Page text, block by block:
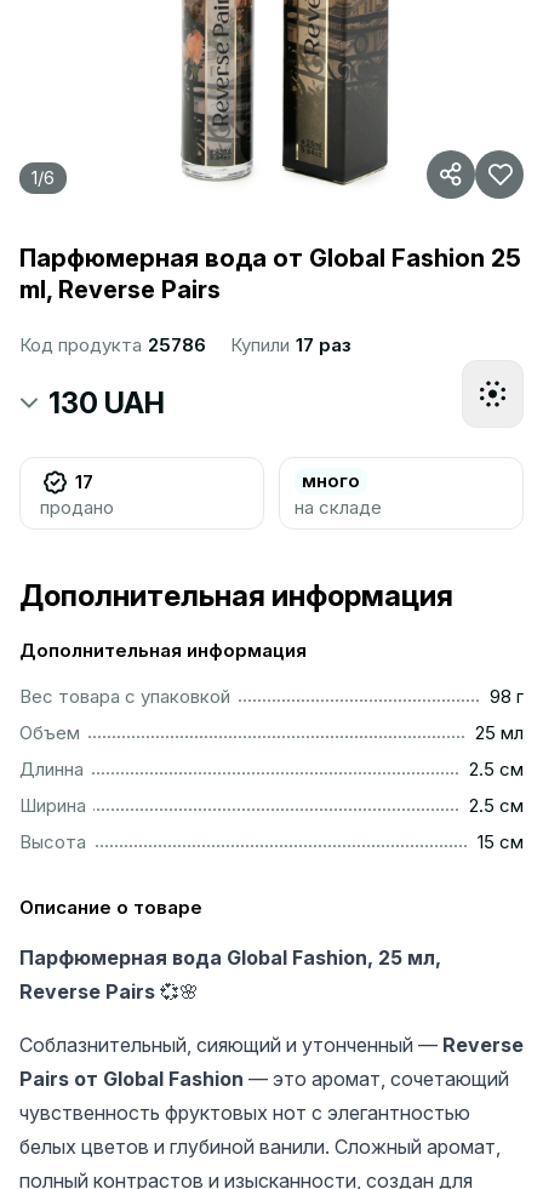
1/6
Парфюмерная вода от Global Fashion 25
ml, Reverse Pairs
Код продукта 25786 Купили 17 раз
130 UAH
17
продано
много
на складе
Дополнительная информация
Дополнительная информация
Вес товара с упаковкой
98 г
Объем
25 мл
Длинна
2.5 см
Ширина
2.5 см
Высота
15 см
Описание о товаре
Парфюмерная вода Global Fashion, 25 мл,
Reverse Pairs 💞🌸
Соблазнительный, сияющий и утонченный — Reverse
Pairs от Global Fashion — это аромат, сочетающий
чувственность фруктовых нот с элегантностью
белых цветов и глубиной ванили. Сложный аромат,
полный контрастов и изысканности, создан для